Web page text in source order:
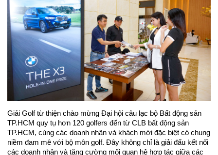
Giải Golf từ thiện chào mừng Đại hội câu lạc bộ Bất động sản
TP.HCM quy tụ hơn 120 golfers đến từ CLB bất động sản
TP.HCM, cùng các doanh nhân và khách mời đặc biệt có chung
niềm đam mê với bộ môn golf. Đây không chỉ là giải đấu kết nối
các doanh nhân và tăng cường mối quan hệ hợp tác giữa các